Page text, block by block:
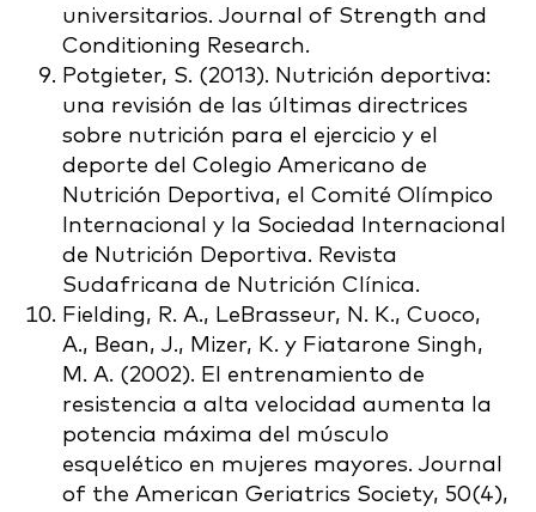
universitarios. Journal of Strength and
Conditioning Research.
Potgieter, S. (2013). Nutrición deportiva:
una revisión de las últimas directrices
sobre nutrición para el ejercicio y el
deporte del Colegio Americano de
Nutrición Deportiva, el Comité Olímpico
Internacional y la Sociedad Internacional
de Nutrición Deportiva. Revista
Sudafricana de Nutrición Clínica.
Fielding, R. A., LeBrasseur, N. K., Cuoco,
A., Bean, J., Mizer, K. y Fiatarone Singh,
M. A. (2002). El entrenamiento de
resistencia a alta velocidad aumenta la
potencia máxima del músculo
esquelético en mujeres mayores. Journal
of the American Geriatrics Society, 50(4),